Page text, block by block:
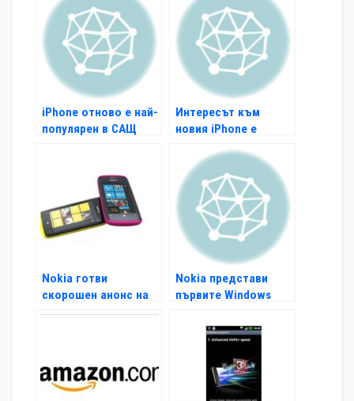
iPhone отново е най-
популярен в САЩ
Интересът към
новия iPhone е
Nokia готви
скорошен анонс на
своя Windows Phonе
Nokia представи
първите Windows